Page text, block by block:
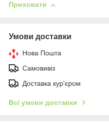
Приховати
Умови доставки
Нова Пошта
Самовивіз
Доставка кур'єром
Всі умови доставки